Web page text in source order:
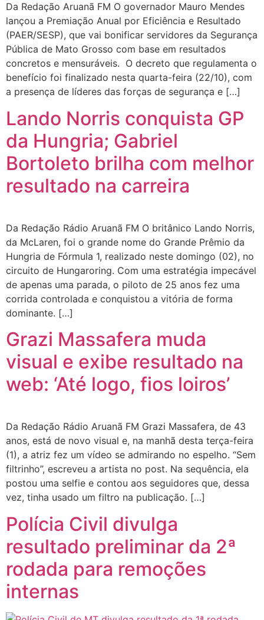
Da Redação Aruanã FM O governador Mauro Mendes
lançou a Premiação Anual por Eficiência e Resultado
(PAER/SESP), que vai bonificar servidores da Segurança
Pública de Mato Grosso com base em resultados
concretos e mensuráveis. O decreto que regulamenta o
benefício foi finalizado nesta quarta-feira (22/10), com
a presença de líderes das forças de segurança e […]
Lando Norris conquista GP
da Hungria; Gabriel
Bortoleto brilha com melhor
resultado na carreira
Da Redação Rádio Aruanã FM O britânico Lando Norris,
da McLaren, foi o grande nome do Grande Prêmio da
Hungria de Fórmula 1, realizado neste domingo (02), no
circuito de Hungaroring. Com uma estratégia impecável
de apenas uma parada, o piloto de 25 anos fez uma
corrida controlada e conquistou a vitória de forma
dominante. […]
Grazi Massafera muda
visual e exibe resultado na
web: ‘Até logo, fios loiros’
Da Redação Rádio Aruanã FM Grazi Massafera, de 43
anos, está de novo visual e, na manhã desta terça-feira
(1), a atriz fez um vídeo se admirando no espelho. “Sem
filtrinho”, escreveu a artista no post. Na sequência, ela
postou uma selfie e contou aos seguidores que, dessa
vez, tinha usado um filtro na publicação. […]
Polícia Civil divulga
resultado preliminar da 2ª
rodada para remoções
internas